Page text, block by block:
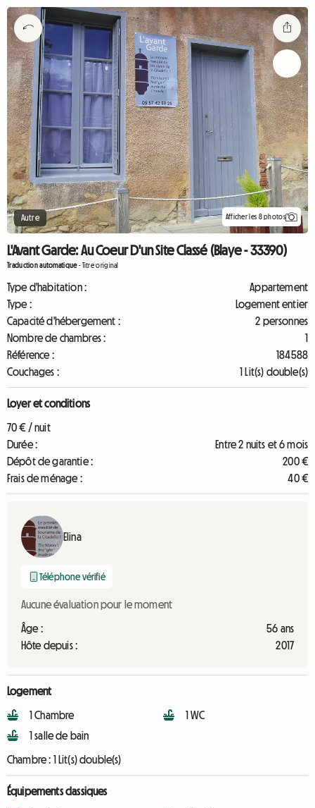
Autre Afficher les 8 photos
L'Avant Garde: Au Coeur D'un Site Classé (Blaye - 33390)
Traduction automatique-Titre original
Type d'habitation :
Appartement
Type :
Logement entier
Capacité d'hébergement :
2 personnes
Nombre de chambres :
1
Référence :
184588
Couchages :
1 Lit(s) double(s)
Loyer et conditions
70 € / nuit
Durée :
Entre 2 nuits et 6 mois
Dépôt de garantie :
200 €
Frais de ménage :
40 €
Elina
Téléphone vérifié
Aucune évaluation pour le moment
Âge :
56 ans
Hôte depuis :
2017
Logement
1 Chambre
1 salle de bain
1 WC
Chambre : 1 Lit(s) double(s)
Équipements classiques